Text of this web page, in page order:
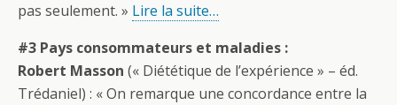
pas seulement. » Lire la suite…
#3 Pays consommateurs et maladies :
Robert Masson (« Diététique de l’expérience » – éd.
Trédaniel) : « On remarque une concordance entre la